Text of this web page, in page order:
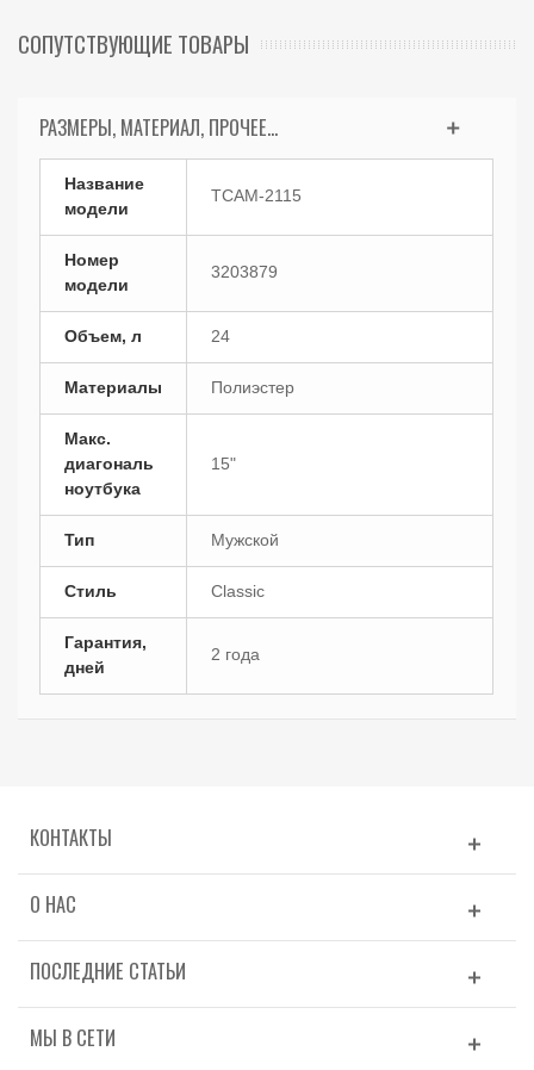
СОПУТСТВУЮЩИЕ ТОВАРЫ
РАЗМЕРЫ, МАТЕРИАЛ, ПРОЧЕЕ...
Название
модели
TCAM-2115
Номер
модели
3203879
Объем, л 24
Материалы Полиэстер
Макс.
диагональ
ноутбука
15"
Тип Мужской
Стиль Classic
Гарантия,
дней
2 года
КОНТАКТЫ
О НАС
ПОСЛЕДНИЕ СТАТЬИ
МЫ В СЕТИ